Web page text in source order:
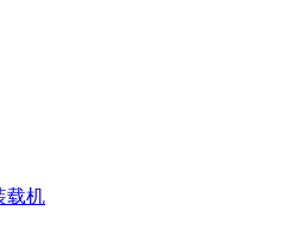
载机